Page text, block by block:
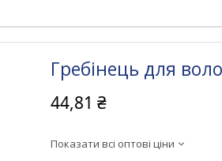
Гребінець для
44,81 ₴
Показати всі оптові ціни